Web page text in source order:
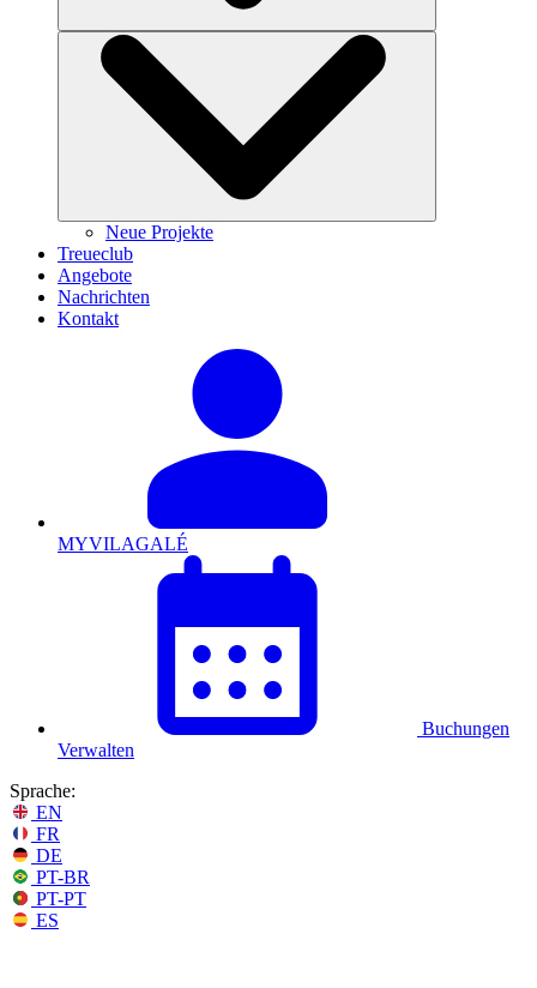
Neue Projekte
Treueclub
Angebote
Nachrichten
Kontakt
MYVILAGALÉ
Buchungen
Verwalten
Sprache:
EN
FR
DE
PT-BR
PT-PT
ES